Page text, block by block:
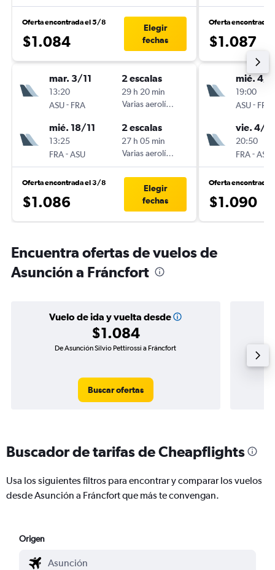
Oferta encontrada el 5/8
$1.084
Elegir
fechas
mar. 3/11
13:20
ASU- FRA
2 escalas
29 h 20 min
Varias aerolíneas
mié. 18/11
13:25
FRA-ASU
2 escalas
27 h 05 min
Varias aerolíneas
Oferta encontrada el 3/8
$1.086
Elegir
fechas
Oferta encontrada
$1.087
mié. 4/
19:00
ASU- FRA
vie. 4/
20:50
FRA-ASU
Oferta encontrada
$1.090
Encuentra ofertas de vuelos de
Asunción a Fráncfort
Vuelo de ida y vuelta desde
$1.084
De Asunción Silvio Pettirossi a Fráncfort
Buscar ofertas
Buscador de tarifas de Cheapflights
Usa los siguientes filtros para encontrar y comparar los vuelos
desde Asunción a Fráncfort que más te convengan.
Origen